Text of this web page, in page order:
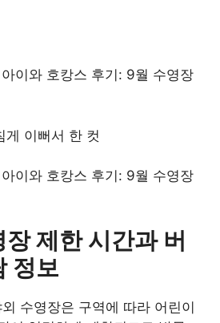
게 이뻐서 한 컷
제한 시간과 버
정보
수영장은 구역에 따라 어린이